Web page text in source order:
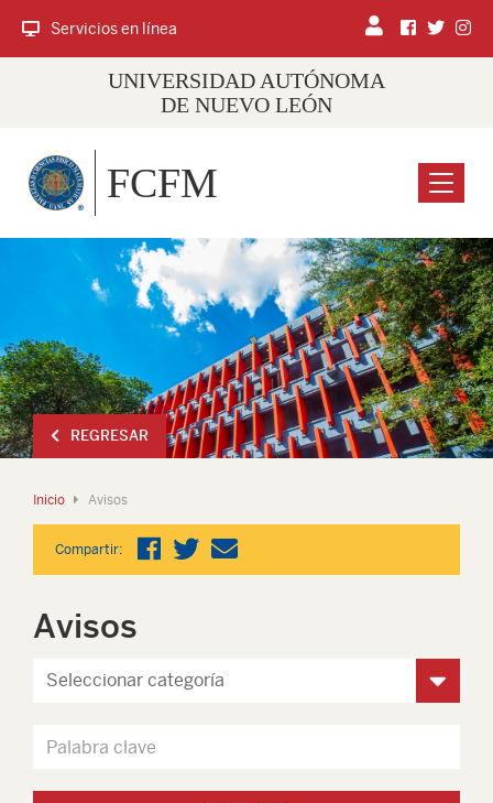
Servicios en línea
UNIVERSIDAD AUTÓNOMA
DE NUEVO LEÓN
Menu
FCFM
REGRESAR
Inicio Avisos
Compartir:
Avisos